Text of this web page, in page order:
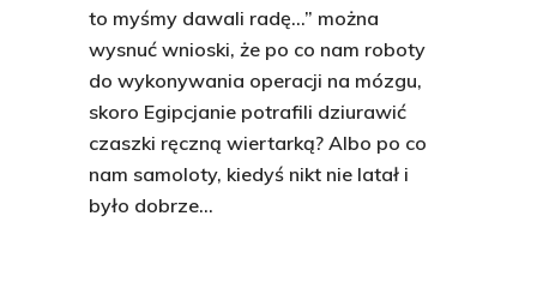
to myśmy dawali radę…” można
wysnuć wnioski, że po co nam roboty
do wykonywania operacji na mózgu,
skoro Egipcjanie potrafili dziurawić
czaszki ręczną wiertarką? Albo po co
nam samoloty, kiedyś nikt nie latał i
było dobrze…